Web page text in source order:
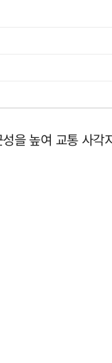
을 높여 교통 사